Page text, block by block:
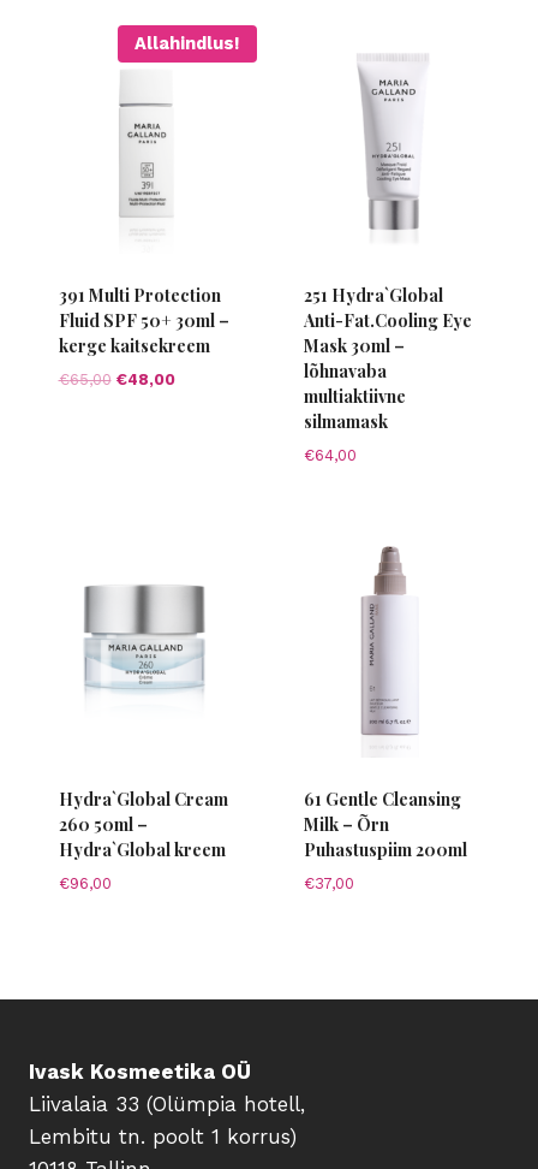
Allahindlus!
391 Multi Protection
Fluid SPF 50+ 30ml –
kerge kaitsekreem
€65,00 Algne
€48,00Current
251 Hydra`Global
Anti-Fat.Cooling Eye
Mask 30ml –
lõhnavaba
multiaktiivne
silmamask
€64,00
Hydra`Global Cream
260 50ml –
Hydra`Global kreem
€96,00
61 Gentle Cleansing
Milk – Õrn
Puhastuspiim 200ml
€37,00
Ivask Kosmeetika OÜ
Liivalaia 33 (Olümpia hotell,
Lembitu tn. poolt 1 korrus)